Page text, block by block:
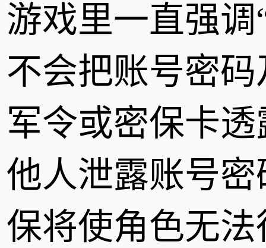
游戏里一直强调
不会把账号密码
军令或密保卡透
他人泄露账号密
保将使角色无法